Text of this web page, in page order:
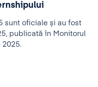
sunt oficiale și au fost
publicată în Monitorul
2025.